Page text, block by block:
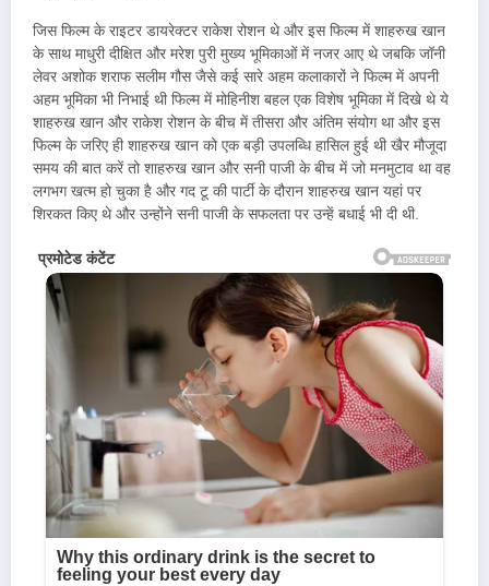
जिस फिल्म के राइटर डायरेक्टर राकेश रोशन थे और इस फिल्म में शाहरुख खान
के साथ माधुरी दीक्षित और मरेश पुरी मुख्य भूमिकाओं में नजर आए थे जबकि जॉनी
लेवर अशोक शराफ सलीम गौस जैसे कई सारे अहम कलाकारों ने फिल्म में अपनी
अहम भूमिका भी निभाई थी फिल्म में मोहिनीश बहल एक विशेष भूमिका में दिखे थे ये
शाहरुख खान और राकेश रोशन के बीच में तीसरा और अंतिम संयोग था और इस
फिल्म के जरिए ही शाहरुख खान को एक बड़ी उपलब्धि हासिल हुई थी खैर मौजूदा
समय की बात करें तो शाहरुख खान और सनी पाजी के बीच में जो मनमुटाव था वह
लगभग खत्म हो चुका है और गद टू की पार्टी के दौरान शाहरुख खान यहां पर
शिरकत किए थे और उन्होंने सनी पाजी के सफलता पर उन्हें बधाई भी दी थी.